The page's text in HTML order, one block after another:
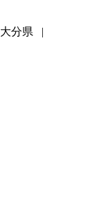
大分県